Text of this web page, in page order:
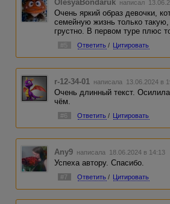
OlesyaBondaruk написал
Очень яркий образ девочки,
семейную жизнь только
грустно. В первом туре плюс
#5 Ответить / Цитировать
r-12-34-01 написала 13.06.2024 в
Очень длинный текст.
чём.
#6 Ответить / Цитировать
Any9 написала 18.06.2024 в 14:13
Успеха автору. Спасибо.
#7 Ответить / Цитировать